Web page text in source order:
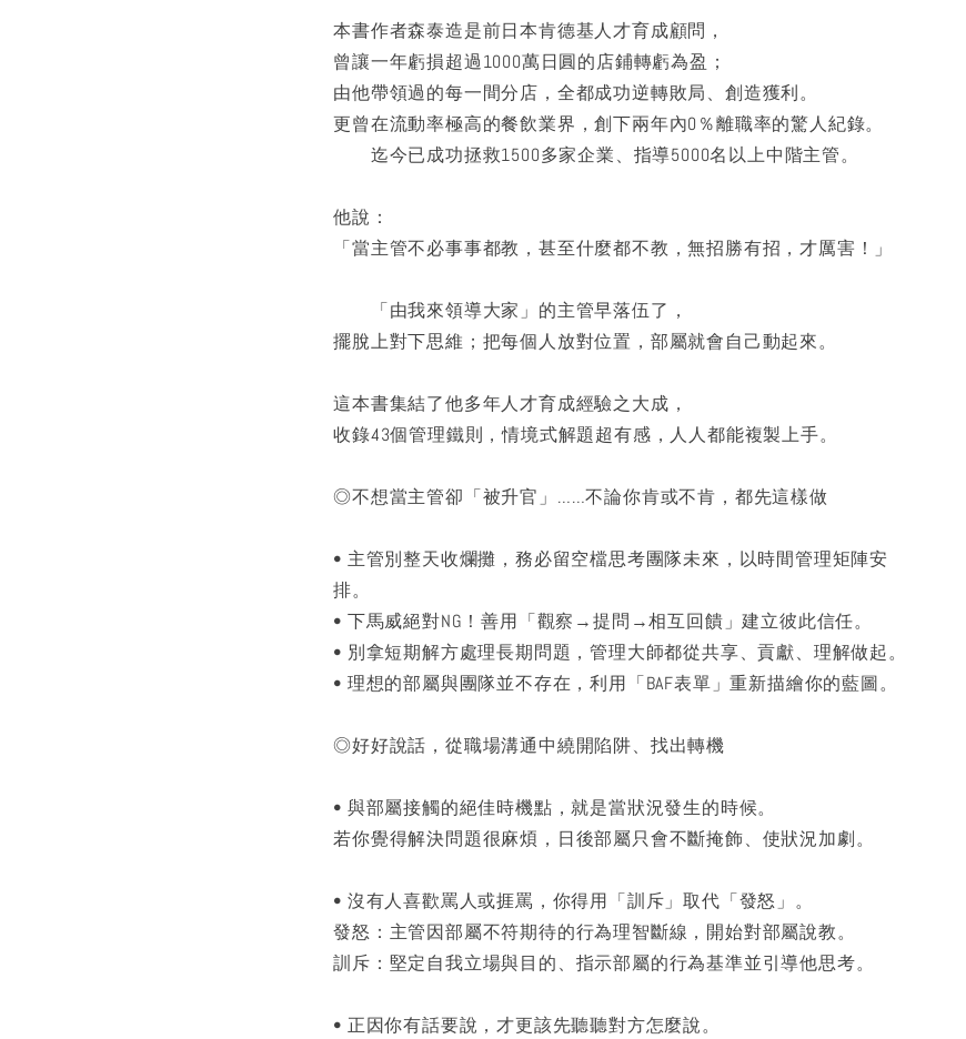
本書作者森泰造是前日本肯德基人才育成顧問，
曾讓一年虧損超過1000萬日圓的店鋪轉虧為盈；
由他帶領過的每一間分店，全都成功逆轉敗局、創造獲利。
更曾在流動率極高的餐飲業界，創下兩年內0％離職率的驚人紀錄。
迄今已成功拯救1500多家企業、指導5000名以上中階主管。
他說：
「當主管不必事事都教，甚至什麼都不教，無招勝有招，才厲害！」
「由我來領導大家」的主管早落伍了，
擺脫上對下思維；把每個人放對位置，部屬就會自己動起來。
這本書集結了他多年人才育成經驗之大成，
收錄43個管理鐵則，情境式解題超有感，人人都能複製上手。
◎不想當主管卻「被升官」……不論你肯或不肯，都先這樣做
• 主管別整天收爛攤，務必留空檔思考團隊未來，以時間管理矩陣安
排。
• 下馬威絕對NG！善用「觀察→提問→相互回饋」建立彼此信任。
• 別拿短期解方處理長期問題，管理大師都從共享、貢獻、理解做起。
• 理想的部屬與團隊並不存在，利用「BAF表單」重新描繪你的藍圖。
◎好好說話，從職場溝通中繞開陷阱、找出轉機
• 與部屬接觸的絕佳時機點，就是當狀況發生的時候。
若你覺得解決問題很麻煩，日後部屬只會不斷掩飾、使狀況加劇。
• 沒有人喜歡罵人或捱罵，你得用「訓斥」取代「發怒」。
發怒：主管因部屬不符期待的行為理智斷線，開始對部屬說教。
訓斥：堅定自我立場與目的、指示部屬的行為基準並引導他思考。
• 正因你有話要說，才更該先聽聽對方怎麼說。